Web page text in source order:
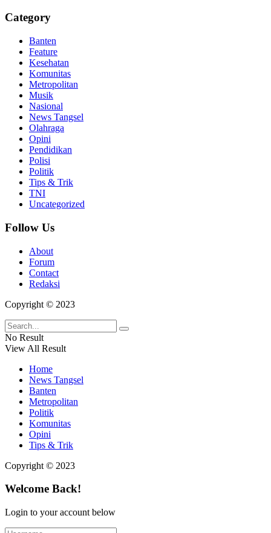
Category
Banten
Feature
Kesehatan
Komunitas
Metropolitan
Musik
Nasional
News Tangsel
Olahraga
Opini
Pendidikan
Polisi
Politik
Tips & Trik
TNI
Uncategorized
Follow Us
About
Forum
Contact
Redaksi
Copyright © 2023
No Result
View All Result
Home
News Tangsel
Banten
Metropolitan
Politik
Komunitas
Opini
Tips & Trik
Copyright © 2023
Welcome Back!
Login to your account below